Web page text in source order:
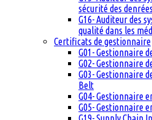
sécurité des
G16- Auditeur des
qualité dans les
Certificats de gestionnaire
G01- Gestionnaire
G02- Gestionnaire
G03- Gestionnaire
Belt
G04- Gestionnaire
G05- Gestionnaire